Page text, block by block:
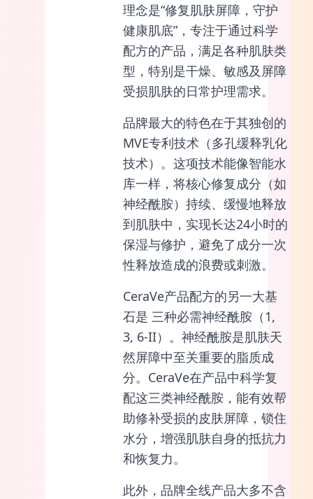
理念是“修复肌肤屏障，守护
健康肌底”，专注于通过科学
配方的产品，满足各种肌肤类
型，特别是干燥、敏感及屏障
受损肌肤的日常护理需求。
品牌最大的特色在于其独创的
MVE专利技术（多孔缓释乳化
技术）。这项技术能像智能水
库一样，将核心修复成分（如
神经酰胺）持续、缓慢地释放
到肌肤中，实现长达24小时的
保湿与修护，避免了成分一次
性释放造成的浪费或刺激。
CeraVe产品配方的另一大基
石是 三种必需神经酰胺（1,
3, 6-II）。神经酰胺是肌肤天
然屏障中至关重要的脂质成
分。CeraVe在产品中科学复
配这三类神经酰胺，能有效帮
助修补受损的皮肤屏障，锁住
水分，增强肌肤自身的抵抗力
和恢复力。
此外，品牌全线产品大多不含